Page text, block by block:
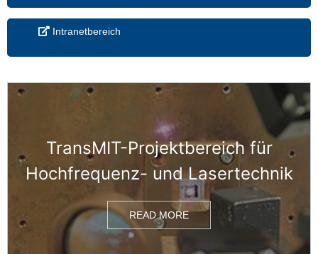
Intranetbereich
TransMIT-Projektbereich für
Hochfrequenz- und Lasertechnik
READ MORE